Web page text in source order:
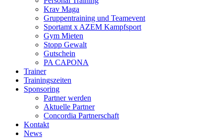
Krav Maga
Gruppentraining und Teamevent
Sportamt x AZEM Kampfsport
Gym Mieten
Stopp Gewalt
Gutschein
PA CAPONA
Trainer
Trainingszeiten
Sponsoring
Partner werden
Aktuelle Partner
Concordia Partnerschaft
Kontakt
News